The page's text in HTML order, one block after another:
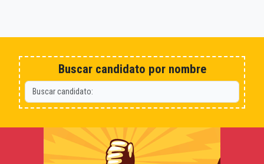
Buscar candidato por nombre